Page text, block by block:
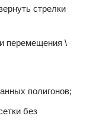
стрелки
перемещения \
полигонов;
без